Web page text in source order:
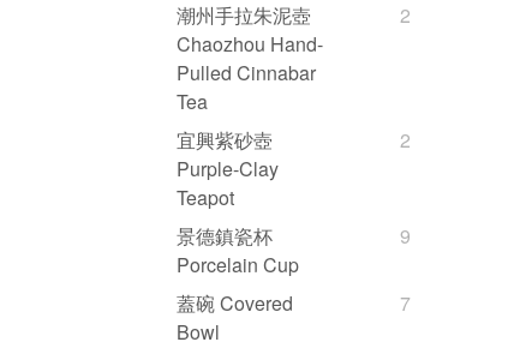
潮州手拉朱泥壺
Chaozhou Hand-
Pulled Cinnabar
Tea
2
宜興紫砂壺
Purple-Clay
Teapot
2
景德鎮瓷杯
Porcelain Cup
9
蓋碗 Covered
Bowl
7